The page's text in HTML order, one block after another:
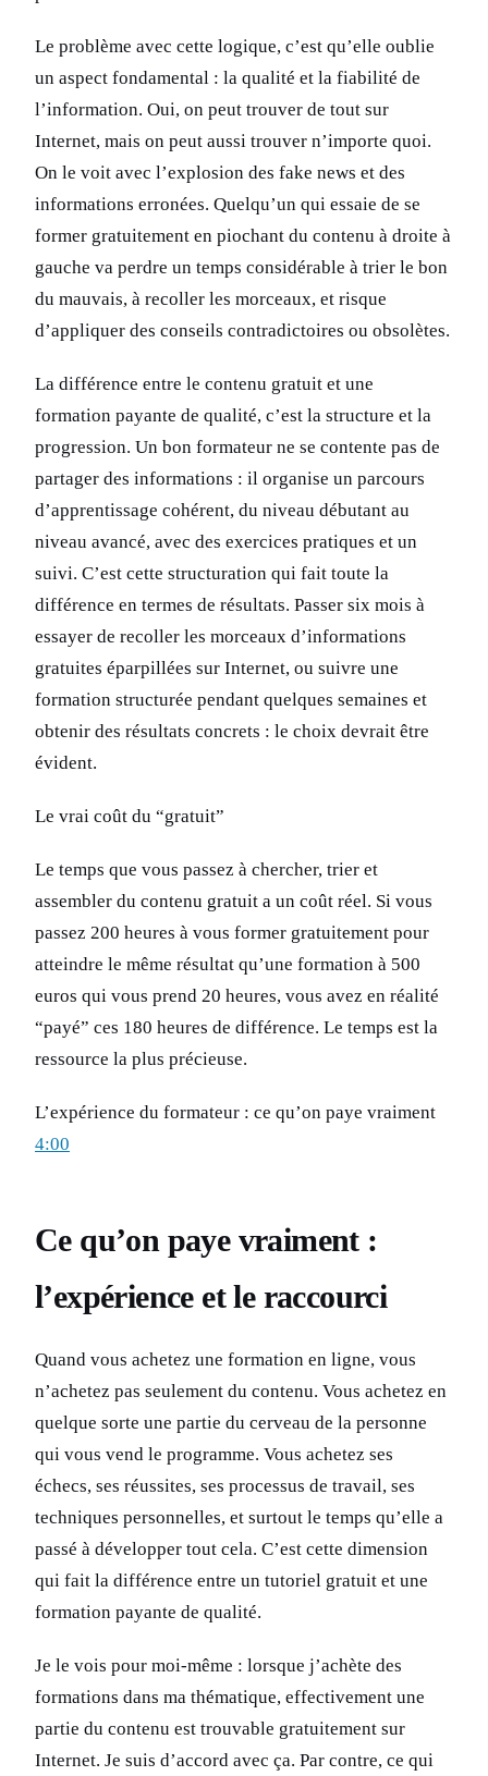
Le problème avec cette logique, c’est qu’elle oublie
un aspect fondamental : la qualité et la fiabilité de
l’information. Oui, on peut trouver de tout sur
Internet, mais on peut aussi trouver n’importe quoi.
On le voit avec l’explosion des fake news et des
informations erronées. Quelqu’un qui essaie de se
former gratuitement en piochant du contenu à droite à
gauche va perdre un temps considérable à trier le bon
du mauvais, à recoller les morceaux, et risque
d’appliquer des conseils contradictoires ou obsolètes.
La différence entre le contenu gratuit et une
formation payante de qualité, c’est la structure et la
progression. Un bon formateur ne se contente pas de
partager des informations : il organise un parcours
d’apprentissage cohérent, du niveau débutant au
niveau avancé, avec des exercices pratiques et un
suivi. C’est cette structuration qui fait toute la
différence en termes de résultats. Passer six mois à
essayer de recoller les morceaux d’informations
gratuites éparpillées sur Internet, ou suivre une
formation structurée pendant quelques semaines et
obtenir des résultats concrets : le choix devrait être
évident.
Le vrai coût du “gratuit”
Le temps que vous passez à chercher, trier et
assembler du contenu gratuit a un coût réel. Si vous
passez 200 heures à vous former gratuitement pour
atteindre le même résultat qu’une formation à 500
euros qui vous prend 20 heures, vous avez en réalité
“payé” ces 180 heures de différence. Le temps est la
ressource la plus précieuse.
L’expérience du formateur : ce qu’on paye vraiment
4:00
Ce qu’on paye vraiment :
l’expérience et le raccourci
Quand vous achetez une formation en ligne, vous
n’achetez pas seulement du contenu. Vous achetez en
quelque sorte une partie du cerveau de la personne
qui vous vend le programme. Vous achetez ses
échecs, ses réussites, ses processus de travail, ses
techniques personnelles, et surtout le temps qu’elle a
passé à développer tout cela. C’est cette dimension
qui fait la différence entre un tutoriel gratuit et une
formation payante de qualité.
Je le vois pour moi-même : lorsque j’achète des
formations dans ma thématique, effectivement une
partie du contenu est trouvable gratuitement sur
Internet. Je suis d’accord avec ça. Par contre, ce qui